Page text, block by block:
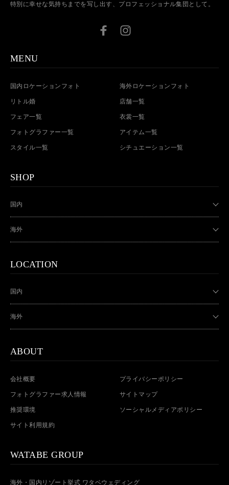
特別に幸せな気持ちまでを写し出す、プロフェッショナル集団として。
MENU
国内ロケーションフォト 海外ロケーションフォト
リトル婚 店舗一覧
フェア一覧 衣裳一覧
フォトグラファー一覧 アイテム一覧
スタイル一覧 シチュエーション一覧
SHOP
国内
海外
LOCATION
国内
海外
ABOUT
会社概要 プライバシーポリシー
フォトグラファー求人情報 サイトマップ
推奨環境 ソーシャルメディアポリシー
サイト利用規約
WATABE GROUP
海外・国内リゾート挙式 ワタベウェディング